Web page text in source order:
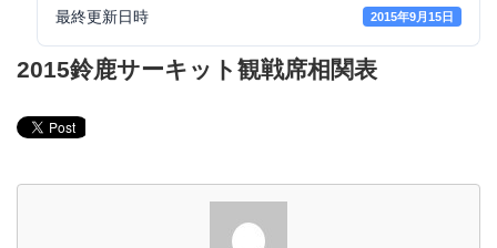
最終更新日時 2015年9月15日
2015鈴鹿サーキット観戦席相関表